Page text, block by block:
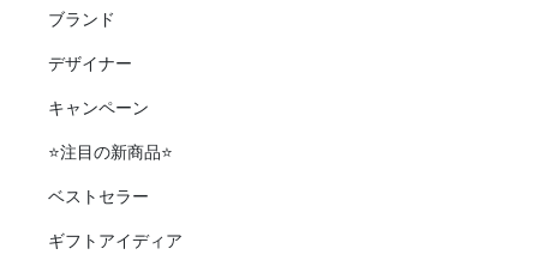
ブランド
デザイナー
キャンペーン
⭐️注目の新商品⭐️
ベストセラー
ギフトアイディア